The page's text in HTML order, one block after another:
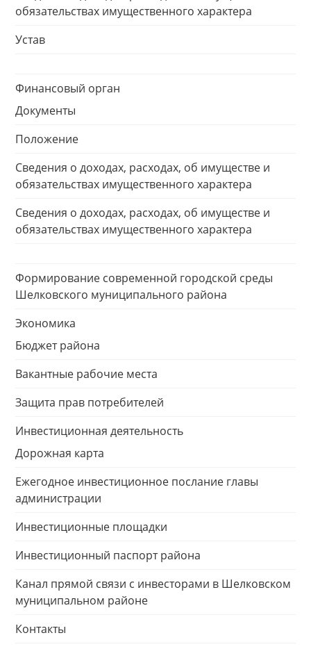
обязательствах имущественного характера
Устав
Финансовый орган
Документы
Положение
Сведения о доходах, расходах, об имуществе и
обязательствах имущественного характера
Сведения о доходах, расходах, об имуществе и
обязательствах имущественного характера
Формирование современной городской среды
Шелковского муниципального района
Экономика
Бюджет района
Вакантные рабочие места
Защита прав потребителей
Инвестиционная деятельность
Дорожная карта
Ежегодное инвестиционное послание главы
администрации
Инвестиционные площадки
Инвестиционный паспорт района
Канал прямой связи с инвесторами в Шелковском
муниципальном районе
Контакты